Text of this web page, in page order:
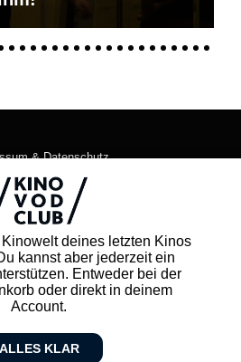
deines letzten Kinos
kannst aber jederzeit ein
Entweder bei der
oder direkt in deinem
Account.
ALLES KLAR
& Datenschutz
AGB
Kontakt
FAQ
Newsletter
Partner